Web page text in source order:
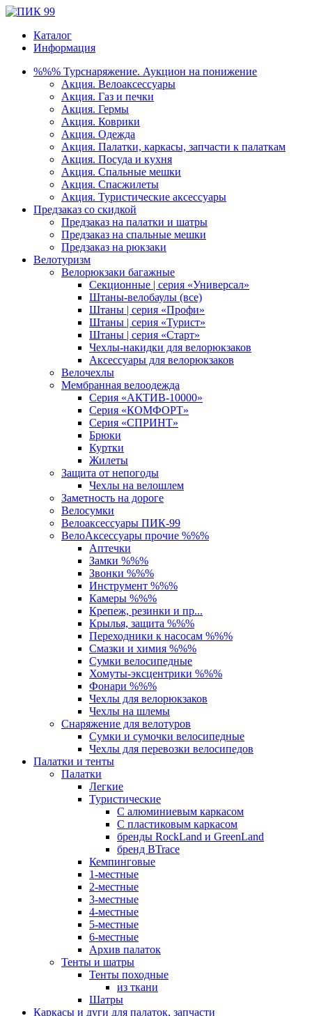
Каталог
Информация
%%% Турснаряжение. Аукцион на понижение
Акция. Велоаксессуары
Акция. Газ и печки
Акция. Гермы
Акция. Коврики
Акция. Одежда
Акция. Палатки, каркасы, запчасти к палаткам
Акция. Посуда и кухня
Акция. Спальные мешки
Акция. Спасжилеты
Акция. Туристические аксессуары
Предзаказ со скидкой
Предзаказ на палатки и шатры
Предзаказ на спальные мешки
Предзаказ на рюкзаки
Велотуризм
Велорюкзаки багажные
Секционные | серия «Универсал»
Штаны-велобаулы (все)
Штаны | серия «Профи»
Штаны | серия «Турист»
Штаны | серия «Старт»
Чехлы-накидки для велорюкзаков
Аксессуары для велорюкзаков
Велочехлы
Мембранная велоодежда
Серия «АКТИВ-10000»
Серия «КОМФОРТ»
Серия «СПРИНТ»
Брюки
Куртки
Жилеты
Защита от непогоды
Чехлы на велошлем
Заметность на дороге
Велосумки
Велоаксессуары ПИК-99
ВелоАксессуары прочие %%%
Аптечки
Замки %%%
Звонки %%%
Инструмент %%%
Камеры %%%
Крепеж, резинки и пр...
Крылья, защита %%%
Переходники к насосам %%%
Смазки и химия %%%
Сумки велосипедные
Хомуты-эксцентрики %%%
Фонари %%%
Чехлы для велорюкзаков
Чехлы на шлемы
Снаряжение для велотуров
Сумки и сумочки велосипедные
Чехлы для перевозки велосипедов
Палатки и тенты
Палатки
Легкие
Туристические
С алюминиевым каркасом
С пластиковым каркасом
бренды RockLand и GreenLand
бренд BTrace
Кемпинговые
1-местные
2-местные
3-местные
4-местные
5-местные
6-местные
Архив палаток
Тенты и шатры
Тенты походные
из ткани
Шатры
Каркасы и дуги для палаток, запчасти